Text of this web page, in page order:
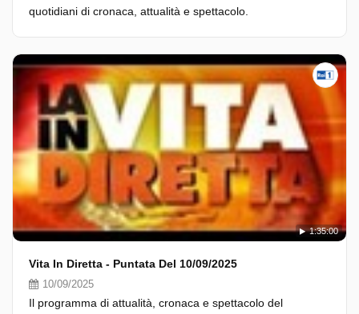
quotidiani di cronaca, attualità e spettacolo.
1:35:00
Vita In Diretta - Puntata Del 10/09/2025
10/09/2025
Il programma di attualità, cronaca e spettacolo del